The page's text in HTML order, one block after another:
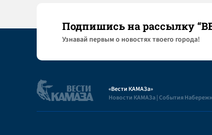
Подпишись на рассылку
Узнaвай первым о новостях твоего города!
«Вести КАМАЗа»
Новости КАМАЗа | События